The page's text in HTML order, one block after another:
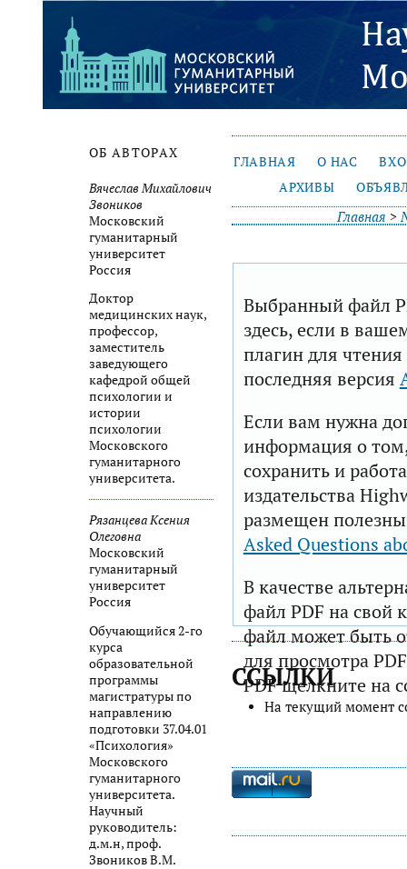
ОБ АВТОРАХ
Вячеслав Михайлович
Звоников
Московский
гуманитарный
университет
Россия
Доктор
медицинских наук,
профессор,
заместитель
заведующего
кафедрой общей
психологии и
истории
психологии
Московского
гуманитарного
университета.
Рязанцева Ксения
Олеговна
Московский
гуманитарный
университет
Россия
Обучающийся 2-го
курса
образовательной
программы
магистратуры по
направлению
подготовки 37.04.01
«Психология»
Московского
гуманитарного
университета.
Научный
руководитель:
д.м.н, проф.
Звоников В.М.
ГЛАВНАЯ О НАС
АРХИВЫ
Главная >
Выбранный файл
здесь, если в
плагин для
последняя версия
Если вам нужна
информация о том,
сохранить и
издательства
размещен
Asked Questions
В качестве
файл PDF на свой
файл может быть
для просмотра
PDF щелкните на
ССЫЛКИ
На текущий момент